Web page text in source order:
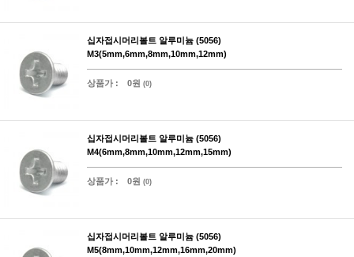
십자접시머리볼트 알루미늄 (5056)
M3(5mm,6mm,8mm,10mm,12mm)
상품가 : 0원 (0)
십자접시머리볼트 알루미늄 (5056)
M4(6mm,8mm,10mm,12mm,15mm)
상품가 : 0원 (0)
십자접시머리볼트 알루미늄 (5056)
M5(8mm,10mm,12mm,16mm,20mm)